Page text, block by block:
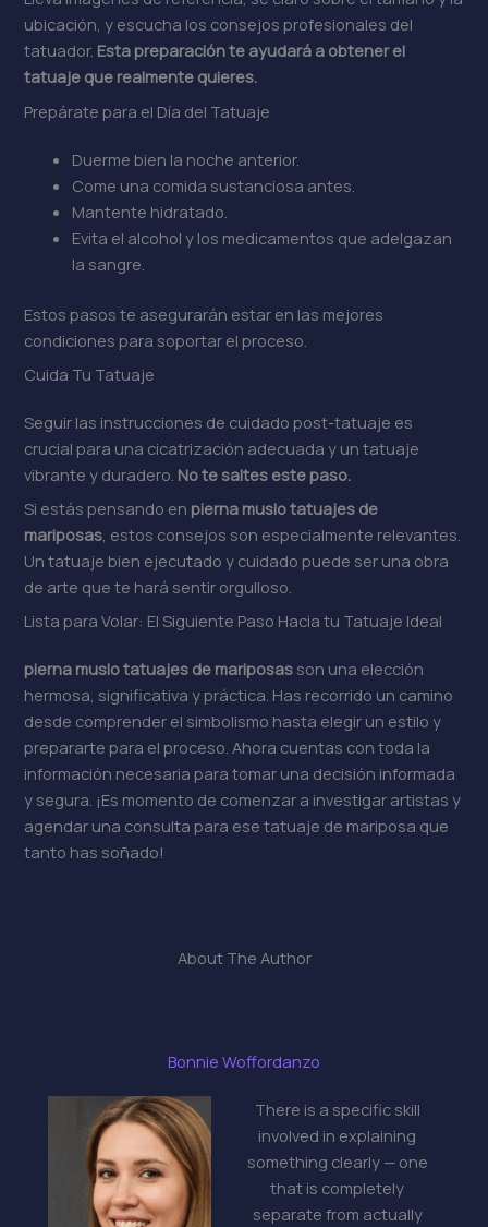
ubicación, y escucha los consejos profesionales del
tatuador. Esta preparación te ayudará a obtener el
tatuaje que realmente quieres.
Prepárate para el Día del Tatuaje
Duerme bien la noche anterior.
Come una comida sustanciosa antes.
Mantente hidratado.
Evita el alcohol y los medicamentos que adelgazan
la sangre.
Estos pasos te asegurarán estar en las mejores
condiciones para soportar el proceso.
Cuida Tu Tatuaje
Seguir las instrucciones de cuidado post-tatuaje es
crucial para una cicatrización adecuada y un tatuaje
vibrante y duradero. No te saltes este paso.
Si estás pensando enpierna muslo tatuajes de
mariposas, estos consejos son especialmente relevantes.
Un tatuaje bien ejecutado y cuidado puede ser una obra
de arte que te hará sentir orgulloso.
Lista para Volar: El Siguiente Paso Hacia tu Tatuaje Ideal
pierna muslo tatuajes de mariposas son una elección
hermosa, significativa y práctica. Has recorrido un camino
desde comprender el simbolismo hasta elegir un estilo y
prepararte para el proceso. Ahora cuentas con toda la
información necesaria para tomar una decisión informada
y segura. ¡Es momento de comenzar a investigar artistas y
agendar una consulta para ese tatuaje de mariposa que
tanto has soñado!
About The Author
Bonnie Woffordanzo
There is a specific skill
involved in explaining
something clearly — one
that is completely
separate from actually